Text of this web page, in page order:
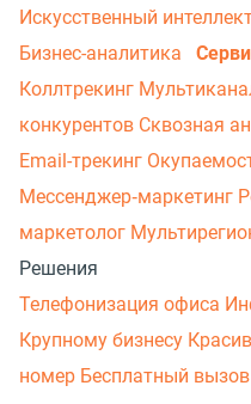
Искусственный
Бизнес-аналитика
Коллтрекинг
конкурентов Сквозная
Email-трекинг
Мессенджер‑маркетинг
маркетолог
Решения
Телефонизация офиса
Крупному бизнесу
номер Бесплатный